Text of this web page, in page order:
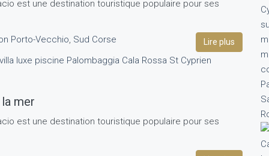
est une destination touristique populaire pour ses
Porto-Vecchio Sud Corse Lire plus
mer
est une destination touristique populaire pour ses